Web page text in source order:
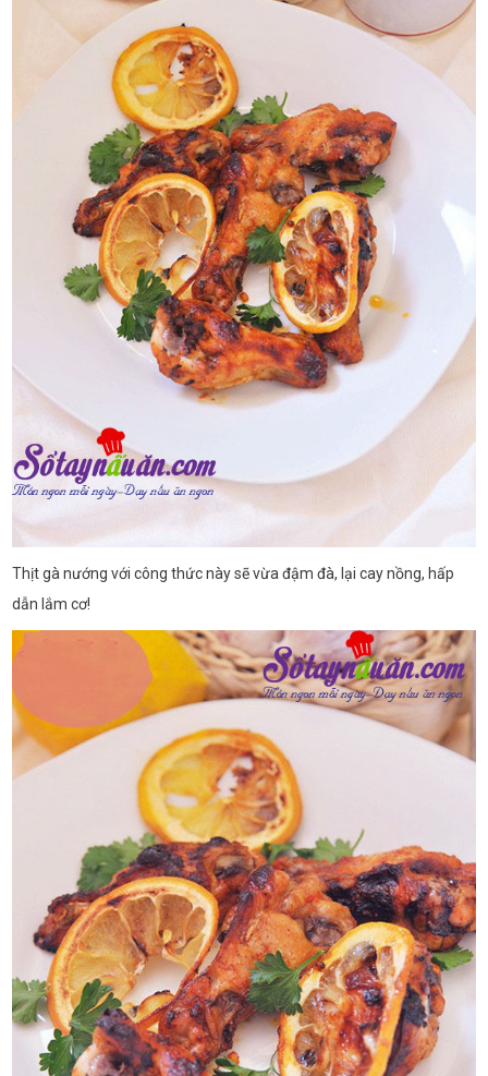
Thịt gà nướng với công thức này sẽ vừa đậm đà, lại cay nồng, hấp
dẫn lắm cơ!